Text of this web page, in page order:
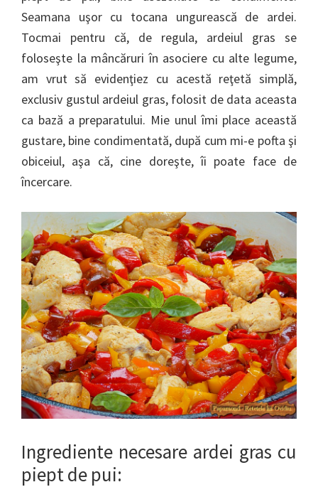
Seamana uşor cu tocana ungurească de ardei.
Tocmai pentru că, de regula, ardeiul gras se
foloseşte la mâncăruri în asociere cu alte legume,
am vrut să evidenţiez cu acestă reţetă simplă,
exclusiv gustul ardeiul gras, folosit de data aceasta
ca bază a preparatului. Mie unul îmi place această
gustare, bine condimentată, după cum mi-e pofta şi
obiceiul, aşa că, cine doreşte, îi poate face de
încercare.
Ingrediente necesare ardei gras cu
piept de pui: